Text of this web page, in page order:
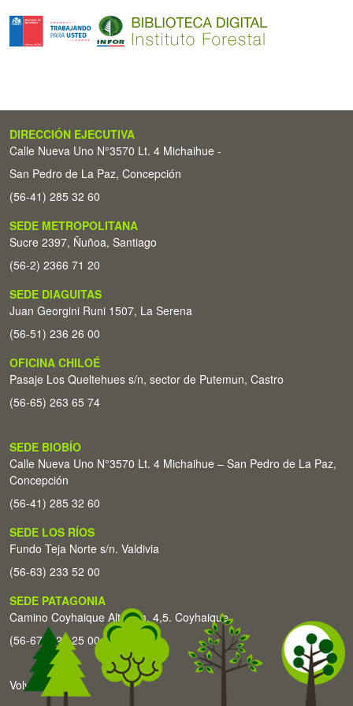
DIRECCIÓN EJECUTIVA
Calle Nueva Uno N°3570 Lt. 4 Michaihue -
San Pedro de La Paz, Concepción
(56-41) 285 32 60
SEDE METROPOLITANA
Sucre 2397, Ñuñoa, Santiago
(56-2) 2366 71 20
SEDE DIAGUITAS
Juan Georgini Runi 1507, La Serena
(56-51) 236 26 00
OFICINA CHILOÉ
Pasaje Los Queltehues s/n, sector de Putemun, Castro
(56-65) 263 65 74
SEDE BIOBÍO
Calle Nueva Uno N°3570 Lt. 4 Michaihue – San Pedro de La Paz,
Concepción
(56-41) 285 32 60
SEDE LOS RÍOS
Fundo Teja Norte s/n. Valdivia
(56-63) 233 52 00
SEDE PATAGONIA
Camino Coyhaique Alto Km. 4,5. Coyhaique
(56-67) 226 25 00
Volver arriba